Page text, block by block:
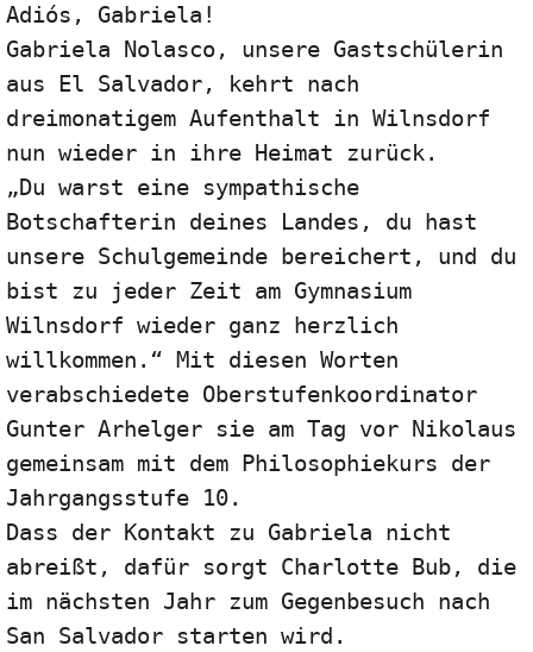
Adiós, Gabriela!
Gabriela Nolasco, unsere Gastschülerin
aus El Salvador, kehrt nach
dreimonatigem Aufenthalt in Wilnsdorf
nun wieder in ihre Heimat zurück.
„Du warst eine sympathische
Botschafterin deines Landes, du hast
unsere Schulgemeinde bereichert, und du
bist zu jeder Zeit am Gymnasium
Wilnsdorf wieder ganz herzlich
willkommen.“ Mit diesen Worten
verabschiedete Oberstufenkoordinator
Gunter Arhelger sie am Tag vor Nikolaus
gemeinsam mit dem Philosophiekurs der
Jahrgangsstufe 10.
Dass der Kontakt zu Gabriela nicht
abreißt, dafür sorgt Charlotte Bub, die
im nächsten Jahr zum Gegenbesuch nach
San Salvador starten wird.